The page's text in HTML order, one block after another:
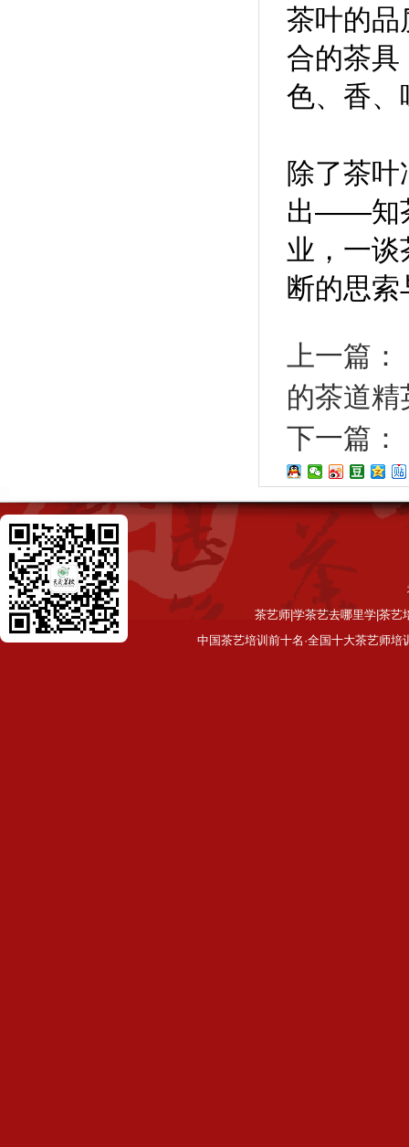
茶叶的品
合的茶
色、香、
除了茶
出——知
业，一谈
断的思
上一篇：
的茶道精
下一篇：
茶艺师|学茶艺去哪里学|茶艺
中国茶艺培训前十名·全国十大茶艺师培